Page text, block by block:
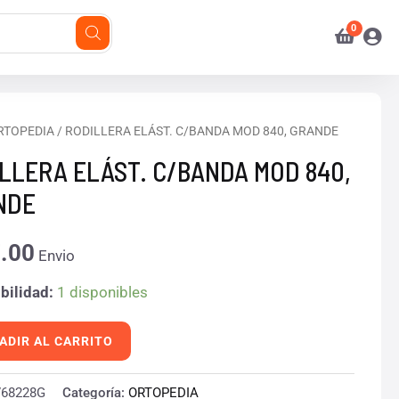
/ RODILLERA ELÁST. C/BANDA MOD 840, GRANDE
ELÁST. C/BANDA MOD 840,
Envio
1 disponibles
AL CARRITO
Categoría: ORTOPEDIA